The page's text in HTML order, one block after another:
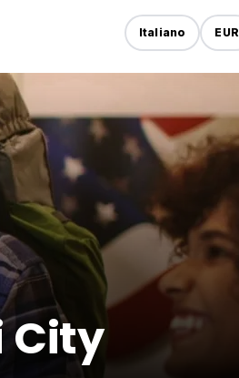
Italiano EUR
City